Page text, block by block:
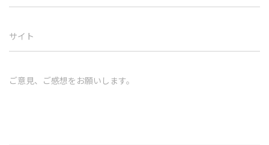
サイト
ご意見、ご感想をお願いします。